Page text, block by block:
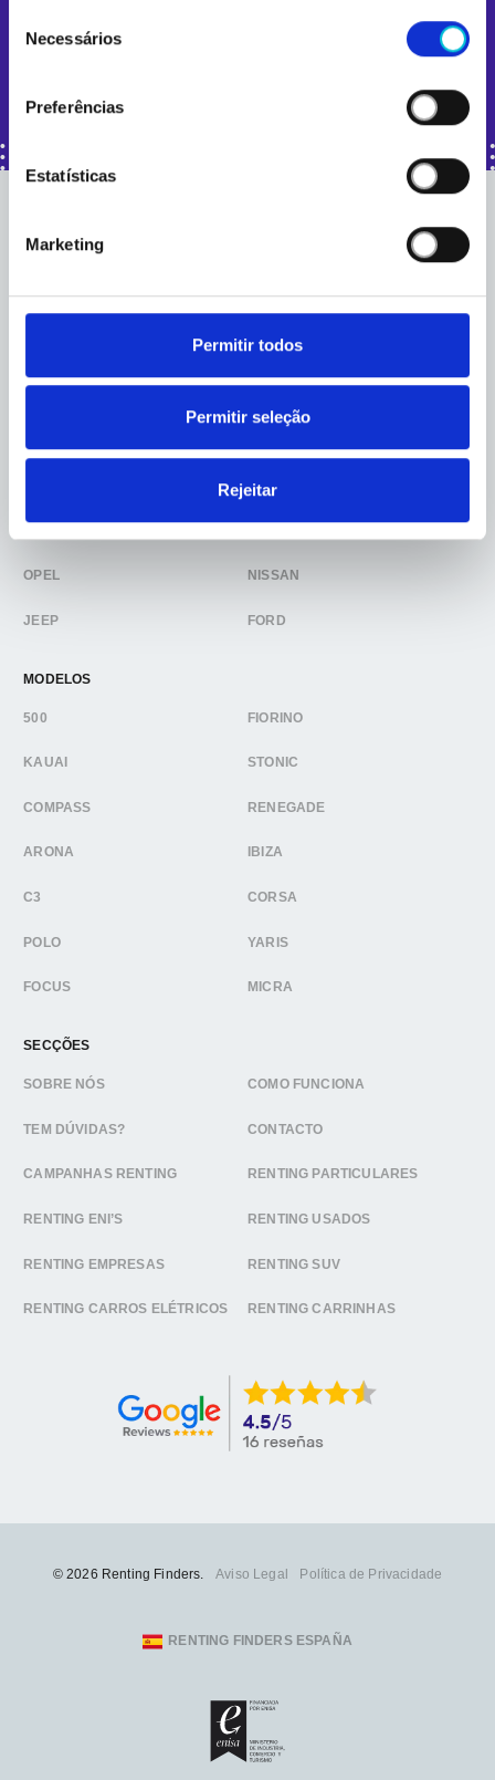
Necessários
Preferências
Estatísticas
Marketing
Permitir todos
Permitir seleção
Rejeitar
CITROEN
OPEL NISSAN
JEEP FORD
MODELOS
500 FIORINO
KAUAI STONIC
COMPASS RENEGADE
ARONA IBIZA
C3 CORSA
POLO YARIS
FOCUS MICRA
SECÇÕES
SOBRE NÓS COMO FUNCIONA
TEM DÚVIDAS? CONTACTO
CAMPANHAS RENTING RENTING PARTICULARES
RENTING ENI’S RENTING USADOS
RENTING EMPRESAS RENTING SUV
RENTING CARROS ELÉTRICOS RENTING CARRINHAS
© 2026 Renting Finders. Aviso Legal Política de Privacidade
RENTING FINDERS ESPAÑA